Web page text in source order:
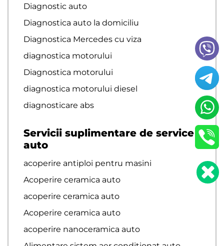
Diagnostic auto
Diagnostica auto la domiciliu
Diagnostica Mercedes cu viza
diagnostica motorului
Diagnostica motorului
diagnostica motorului diesel
diagnosticare abs
Servicii suplimentare de service
auto
acoperire antiploi pentru masini
Acoperire ceramica auto
acoperire ceramica auto
Acoperire ceramica auto
acoperire nanoceramica auto